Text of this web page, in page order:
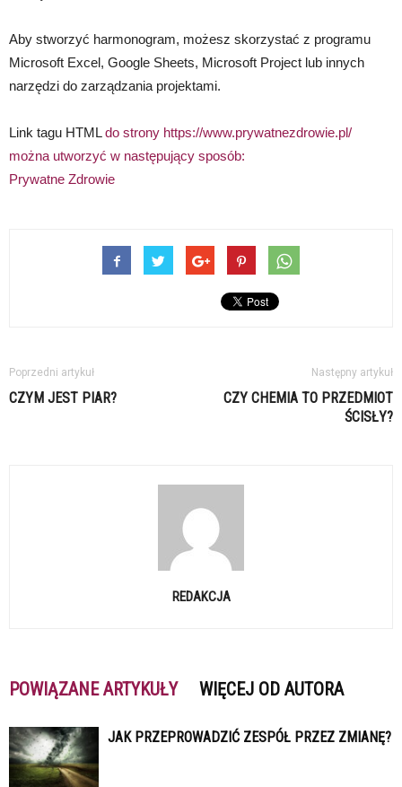
Aby stworzyć harmonogram, możesz skorzystać z programu
Microsoft Excel, Google Sheets, Microsoft Project lub innych
narzędzi do zarządzania projektami.
Link tagu HTMLdo strony https://www.prywatnezdrowie.pl/
można utworzyć w następujący sposób:
Prywatne Zdrowie
Poprzedni artykuł
CZYM JEST PIAR?
Następny artykuł
CZY CHEMIA TO PRZEDMIOT
ŚCISŁY?
REDAKCJA
POWIĄZANE ARTYKUŁY WIĘCEJ OD AUTORA
JAK PRZEPROWADZIĆ ZESPÓŁ PRZEZ ZMIANĘ?